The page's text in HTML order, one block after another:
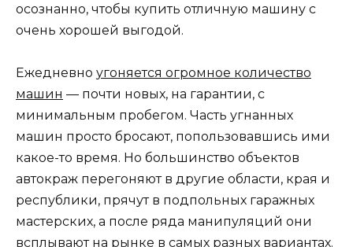
осознанно, чтобы купить отличную машину с
очень хорошей выгодой.
Ежедневно угоняется огромное количество
машин — почти новых, на гарантии, с
минимальным пробегом. Часть угнанных
машин просто бросают, попользовавшись ими
какое-то время. Но большинство объектов
автокраж перегоняют в другие области, края и
республики, прячут в подпольных гаражных
мастерских, а после ряда манипуляций они
всплывают на рынке в самых разных вариантах.